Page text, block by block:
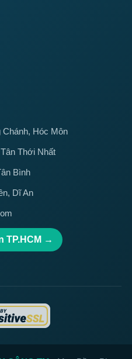
Chánh, Hóc Môn
Thới Nhất
Bình
Dĩ An
→